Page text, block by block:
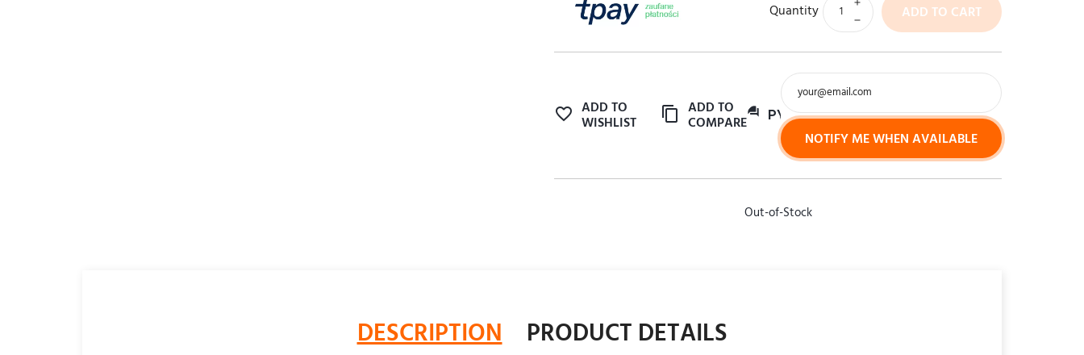
Quantity ADD TO CART
ADD TO
WISHLIST
ADD TO
COMPARE
question_answer PYTAMO PRODUKT
NOTIFY ME WHEN AVAILABLE
Out-of-Stock
DESCRIPTION PRODUCT DETAILS